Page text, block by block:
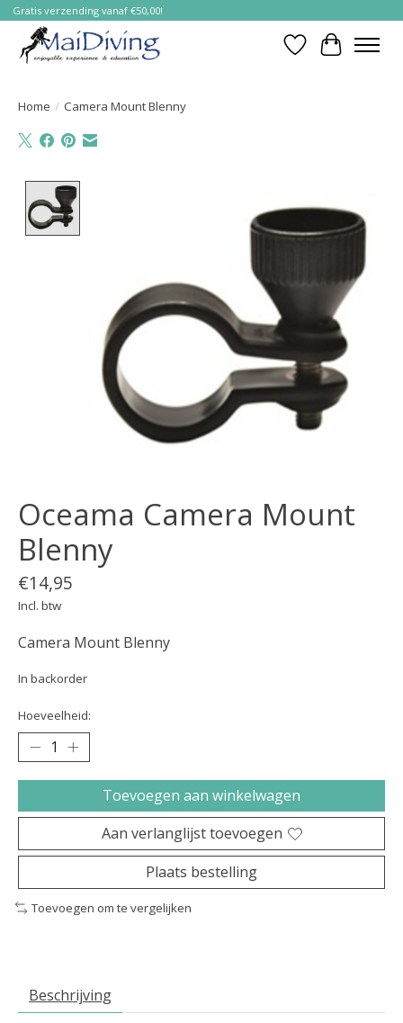
Gratis verzending vanaf €50,00!
Verlanglijst
Home / Camera Mount Blenny
Oceama Camera Mount
Blenny
€14,95
Incl. btw
Camera Mount Blenny
In backorder
Hoeveelheid:
Toevoegen aan winkelwagen
Aan verlanglijst toevoegen
Plaats bestelling
Toevoegen om te vergelijken
Beschrijving